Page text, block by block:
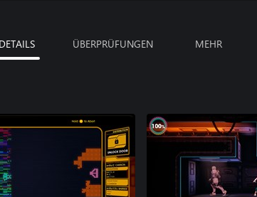
DETAILS ÜBERPRÜFUNGEN MEHR